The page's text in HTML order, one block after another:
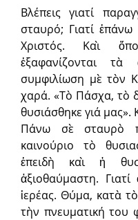
Βλέπεις γιατί
σταυρό; Γιατί
Χριστός. Καὶ
ἐξαφανίζονται τὰ
συμφιλίωση μὲ τὸν
χαρά. «Τὸ Πάσχα, τὸ
θυσιάσθηκε γιά
Πάνω σὲ σταυρὸ
καινούριο τὸ
ἐπειδὴ καὶ ἡ
ἀξιοθαύμαστη.
ἱερέας. Θύμα, κατὰ
τὴν πνευματική του